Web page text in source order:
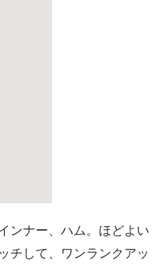
ンナー、ハム。ほどよい
チして、ワンランクアッ